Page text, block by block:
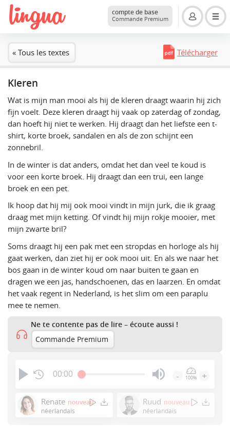
compte de base
Commande Premium
« Tous les textes Télécharger
Kleren
Wat is mijn man mooi als hij de kleren draagt waarin hij zich
fijn voelt. Deze kleren draagt hij vaak op zaterdag of zondag,
dan hoeft hij niet te werken. Hij draagt dan het liefste een t-
shirt, korte broek, sandalen en als de zon schijnt een
zonnebril.
In de winter is dat anders, omdat het dan veel te koud is
voor een korte broek. Hij draagt dan een trui, een lange
broek en een pet.
Ik hoop dat hij mij ook mooi vindt in mijn jurk, die ik graag
draag met mijn ketting. Of vindt hij mijn rokje mooier, met
mijn zwarte bril?
Soms draagt hij een pak met een stropdas en horloge als hij
gaat werken, dan ziet hij er ook mooi uit. En als we naar het
bos gaan in de winter koud om naar buiten te gaan en
dragen we een jas, handschoenen, das en laarzen. En omdat
het vaak regent in Nederland, is het slim om een paraplu
mee te nemen.
Ne te contente pas de lire – écoute aussi !
Commande Premium
00:00
Enter
or
- 100% +
Renate nouveau
néerlandais
Ruud nouveau
néerlandais